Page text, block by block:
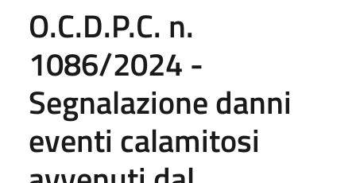
O.C.D.P.C. n.
1086/2024 -
Segnalazione danni
eventi calamitosi